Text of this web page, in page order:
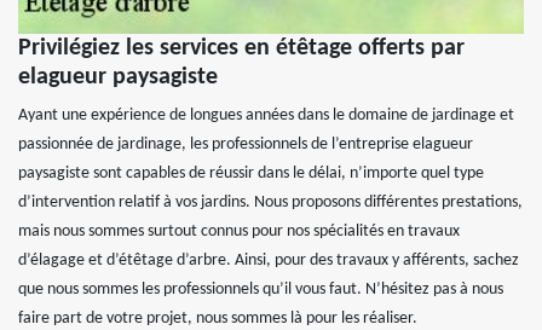
Privilégiez les services en étêtage offerts par
elagueur paysagiste
Ayant une expérience de longues années dans le domaine de jardinage et
passionnée de jardinage, les professionnels de l’entreprise elagueur
paysagiste sont capables de réussir dans le délai, n’importe quel type
d’intervention relatif à vos jardins. Nous proposons différentes prestations,
mais nous sommes surtout connus pour nos spécialités en travaux
d’élagage et d’étêtage d’arbre. Ainsi, pour des travaux y afférents, sachez
que nous sommes les professionnels qu’il vous faut. N’hésitez pas à nous
faire part de votre projet, nous sommes là pour les réaliser.